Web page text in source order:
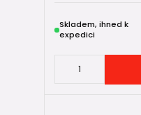
Skladem, ihned k
expedici